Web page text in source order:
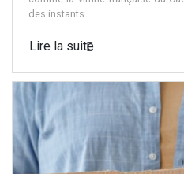
des instants...
Lire la suite